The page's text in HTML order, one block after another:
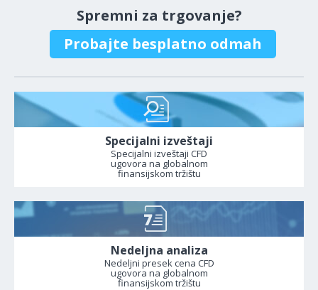
Spremni za trgovanje?
Probajte besplatno odmah
Specijalni izveštaji
Specijalni izveštaji CFD
ugovora na globalnom
finansijskom tržištu
Nedeljna analiza
Nedeljni presek cena CFD
ugovora na globalnom
finansijskom tržištu